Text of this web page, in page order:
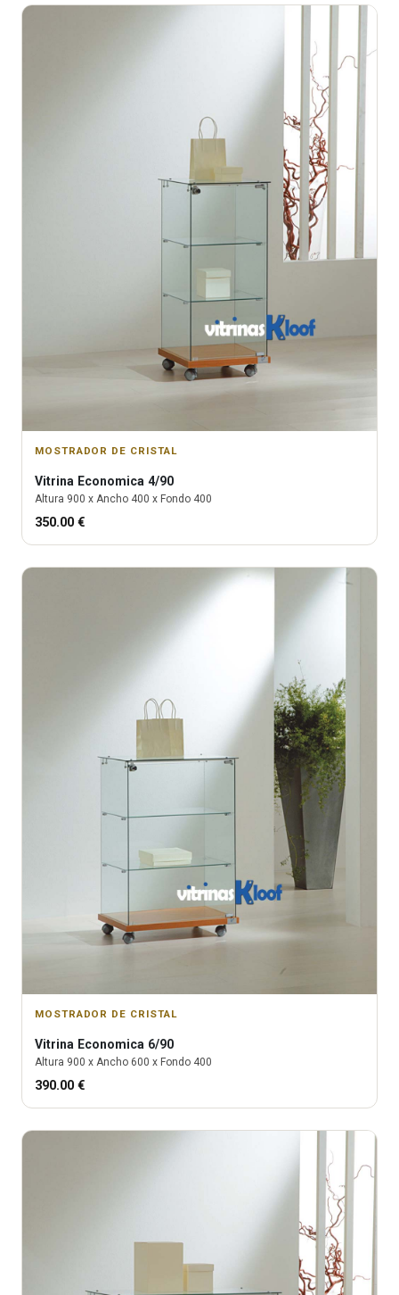
MOSTRADOR DE CRISTAL
Vitrina Economica 4/90
Altura 900 x Ancho 400 x Fondo 400
350.00 €
MOSTRADOR DE CRISTAL
Vitrina Economica 6/90
Altura 900 x Ancho 600 x Fondo 400
390.00 €